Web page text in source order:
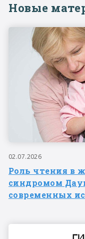
Новые
02.07.2026
Роль чтения в
синдромом
современных